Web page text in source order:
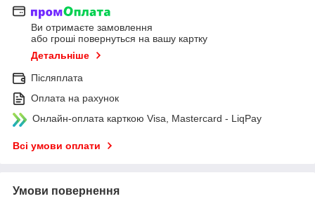
Ви отримаєте замовлення
або гроші повернуться на вашу картку
Детальніше
Післяплата
Оплата на рахунок
Онлайн-оплата карткою Visa, Mastercard - LiqPay
Всі умови оплати
Умови повернення